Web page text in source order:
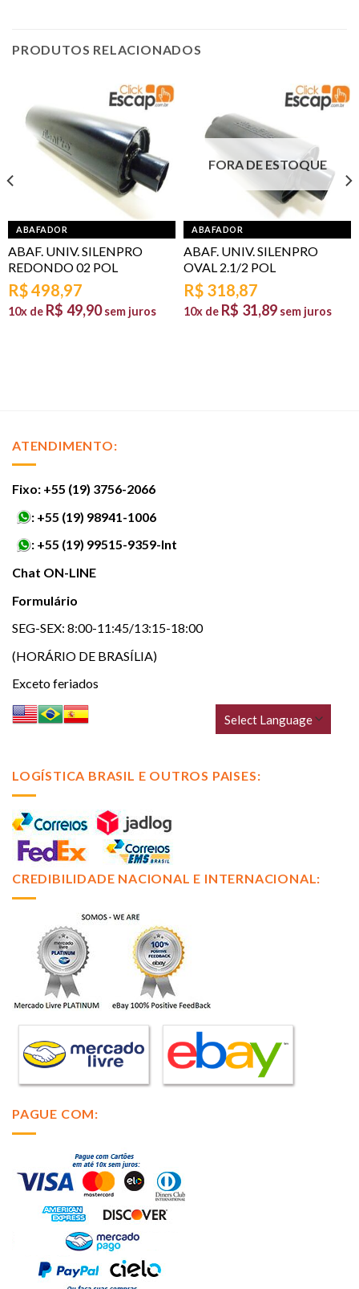
PRODUTOS RELACIONADOS
ABAFADOR
ABAF. UNIV. SILENPRO
REDONDO 02 POL
R$498,97
10x de R$ 49,90 sem juros
FORA DE ESTOQUE
ABAFADOR
ABAF. UNIV. SILENPRO
OVAL 2.1/2 POL
R$ 318,87
10x de R$ 31,89 sem juros
ATENDIMENTO:
Fixo: +55 (19) 3756-2066
: +55 (19) 98941-1006
: +55 (19) 99515-9359-Int
Chat ON-LINE
Formulário
SEG-SEX: 8:00-11:45/13:15-18:00
(HORÁRIO DE BRASÍLIA)
Exceto feriados
LOGÍSTICA BRASIL E OUTROS PAISES:
CREDIBILIDADE NACIONAL E INTERNACIONAL:
PAGUE COM: